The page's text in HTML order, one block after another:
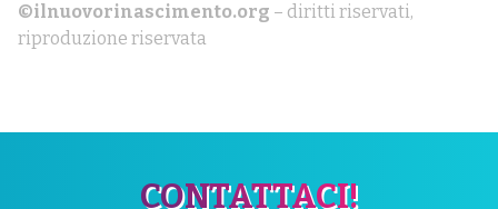
©ilnuovorinascimento.org – diritti riservati,
riproduzione riservata
CONTATTACI!